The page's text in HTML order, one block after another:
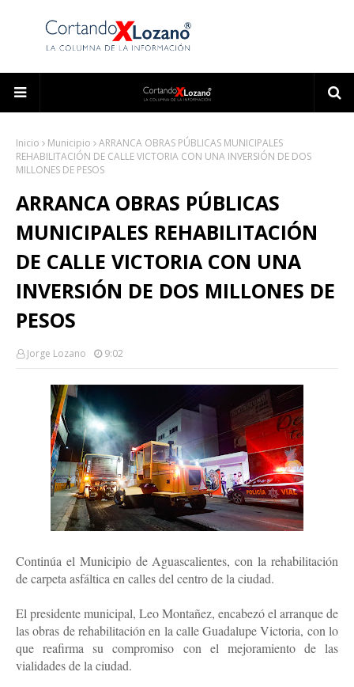
Inicio Municipio
ARRANCA OBRAS PÚBLICAS MUNICIPALES
REHABILITACIÓN DE CALLE VICTORIA CON UNA INVERSIÓN DE DOS
MILLONES DE PESOS
ARRANCA OBRAS PÚBLICAS
MUNICIPALES REHABILITACIÓN
DE CALLE VICTORIA CON UNA
INVERSIÓN DE DOS MILLONES DE
PESOS
Jorge Lozano 9:02
Continúa el Municipio de Aguascalientes, con la rehabilitación
de carpeta asfáltica en calles del centro de la ciudad.
El presidente municipal, Leo Montañez, encabezó el arranque de
las obras de rehabilitación en la calle Guadalupe Victoria, con lo
que reafirma su compromiso con el mejoramiento de las
vialidades de la ciudad.